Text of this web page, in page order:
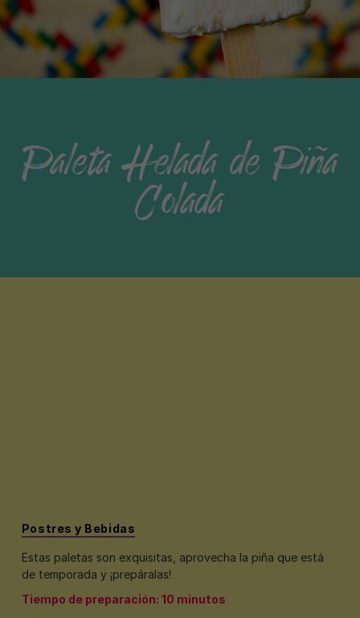
Paleta Helada de Piña
Colada
Postres y Bebidas
Estas paletas son exquisitas, aprovecha la piña que está
de temporada y ¡prepáralas!
Tiempo de preparación: 10 minutos